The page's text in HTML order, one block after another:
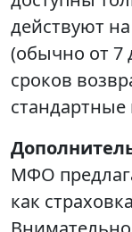
действуют
(обычно от 7
сроков
МФО
как